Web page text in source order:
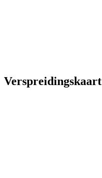
Verspreidingskaart